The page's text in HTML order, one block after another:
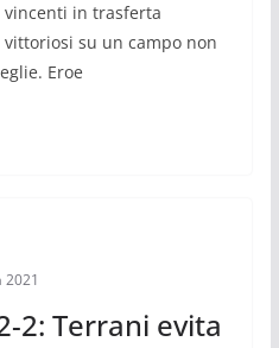
vincenti in trasferta
su un campo non
Eroe
2021
2: Terrani evita